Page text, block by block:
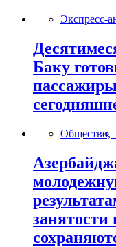
Экспресс-
Баку
Общество,
занятости